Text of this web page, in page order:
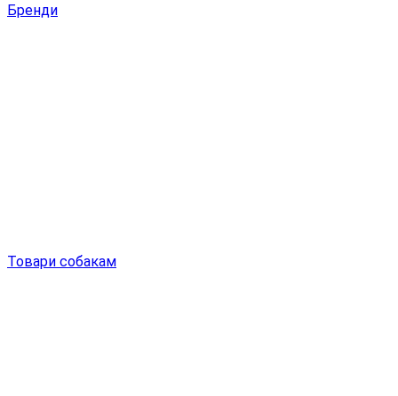
Бренди
Товари собакам